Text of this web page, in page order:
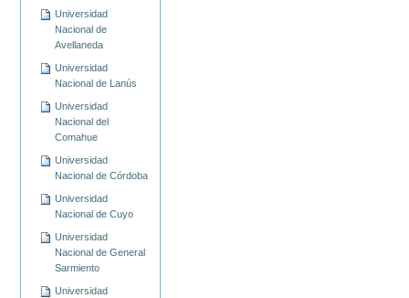
Universidad
Nacional de
Avellaneda
Universidad
Nacional de Lanús
Universidad
Nacional del
Comahue
Universidad
Nacional de Córdoba
Universidad
Nacional de Cuyo
Universidad
Nacional de General
Sarmiento
Universidad